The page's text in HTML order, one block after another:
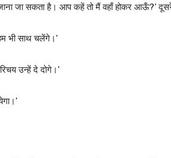
जा सकता है। आप कहें तो मैं वहाँ होकर आऊँ?’
भी साथ चलेंगे।’
उन्हें दे दोगे।’